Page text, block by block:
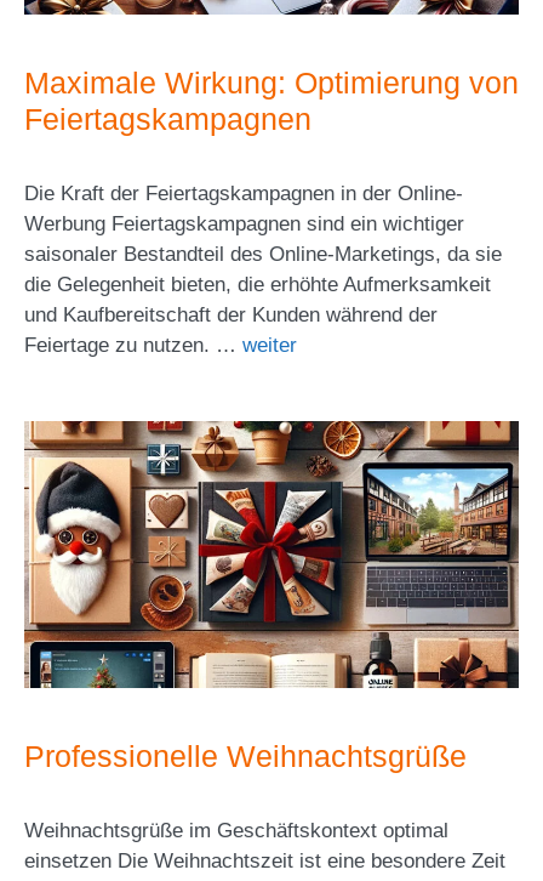
Maximale Wirkung: Optimierung von
Feiertagskampagnen
Die Kraft der Feiertagskampagnen in der Online-
Werbung Feiertagskampagnen sind ein wichtiger
saisonaler Bestandteil des Online-Marketings, da sie
die Gelegenheit bieten, die erhöhte Aufmerksamkeit
und Kaufbereitschaft der Kunden während der
Feiertage zu nutzen. … weiter
Professionelle Weihnachtsgrüße
Weihnachtsgrüße im Geschäftskontext optimal
einsetzen Die Weihnachtszeit ist eine besondere Zeit